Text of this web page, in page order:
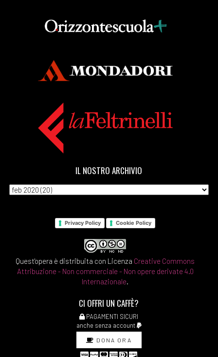
IL NOSTRO ARCHIVIO
Privacy Policy Cookie Policy
Quest'opera è distribuita con Licenza Creative Commons
Attribuzione - Non commerciale - Non opere derivate 4.0
Internazionale.
CI OFFRI UN CAFFÈ?
PAGAMENTI SICURI
anche senza account
DONA ORA